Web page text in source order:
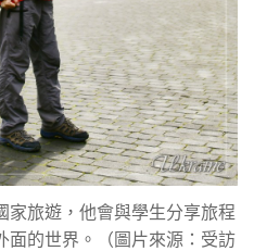
家旅遊，他會與學生分享旅程
面的世界。（圖片來源：受訪